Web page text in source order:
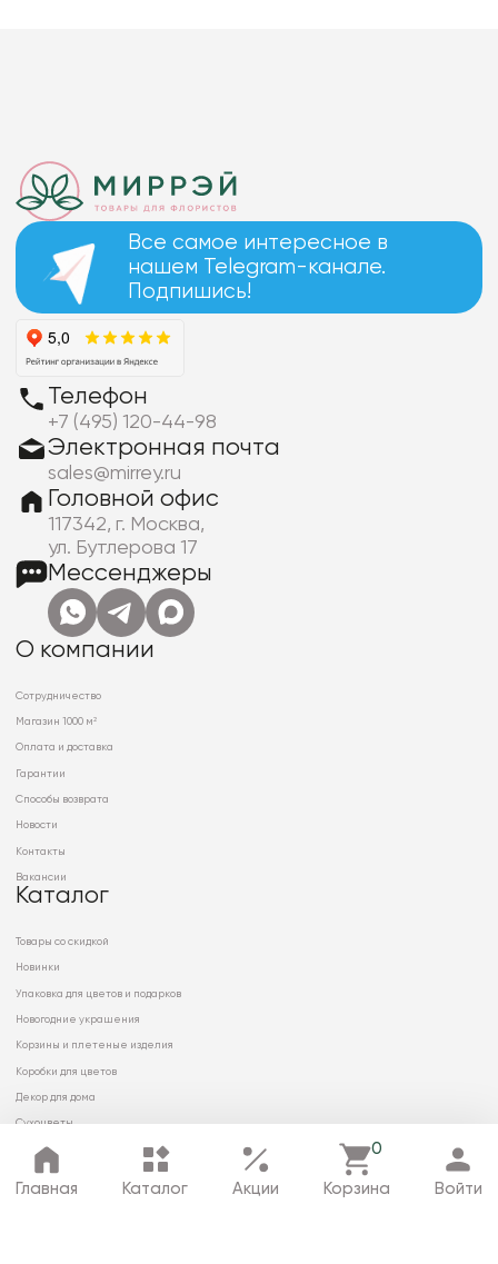
Главная Каталог Акции
0
Корзина Войти
Все самое интересное в
нашем Telegram-канале.
Подпишись!
Телефон
+7 (495) 120-44-98
Электронная почта
sales@mirrey.ru
Головной офис
117342, г. Москва,
ул. Бутлерова 17
Мессенджеры
О компании
Сотрудничество
Магазин 1000 м²
Оплата и доставка
Гарантии
Способы возврата
Новости
Контакты
Вакансии
Каталог
Товары со скидкой
Новинки
Упаковка для цветов и подарков
Новогодние украшения
Корзины и плетеные изделия
Коробки для цветов
Декор для дома
Сухоцветы
© 2026 ООО «МИРРЭЙ»